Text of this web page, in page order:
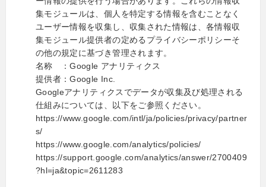
集モジュールは、個人を特定する情報を含むことなく
ユーザー情報を収集し、収集された情報は、各情報収
集モジュール提供者の定めるプライバシーポリシーそ
の他の規定に基づき管理されます。
名称 ：Google アナリティクス
提供者：Google Inc.
Googleアナリティクスでデータが収集及び処理される
仕組みについては、以下をご参照ください。
https://www.google.com/intl/ja/policies/privacy/partner
s/
https://www.google.com/analytics/policies/
https://support.google.com/analytics/answer/2700409
?hl=ja&topic=2611283